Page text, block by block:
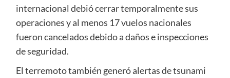
internacional debió cerrar temporalmente sus
operaciones y al menos 17 vuelos nacionales
fueron cancelados debido a daños e inspecciones
de seguridad.
El terremoto también generó alertas de tsunami